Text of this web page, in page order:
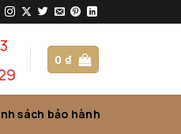
0₫
sách bảo hành